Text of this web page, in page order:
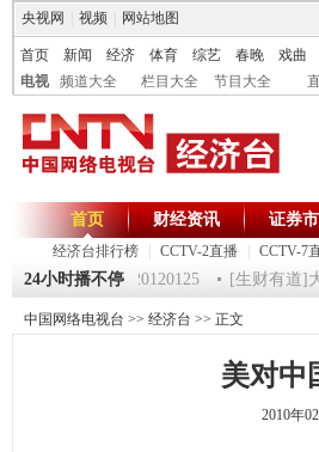
央视网 视频 网站地图
首页 新闻 经济 体育 综艺 春晚 戏曲
电视
频道大全 栏目大全 节目大全
首页
经济台排行榜 CCTV-2直播 CCTV-7
财经资讯 证券
24小时播不停
《第一时间》 20120125 [生财有道]大
中国网络电视台 >> 经济台 >> 正文
美对中
2010年